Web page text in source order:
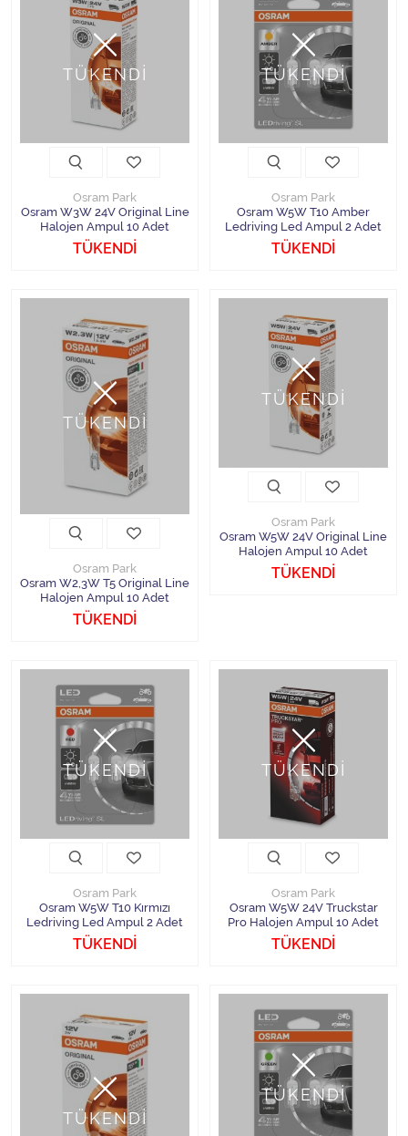
TÜKENDİ
Osram Park
Osram W3W 24V Original Line
Halojen Ampul 10 Adet
TÜKENDİ
TÜKENDİ
Osram Park
Osram W5W T10 Amber
Ledriving Led Ampul 2 Adet
TÜKENDİ
TÜKENDİ
Osram Park
Osram W2,3W T5 Original Line
Halojen Ampul 10 Adet
TÜKENDİ
TÜKENDİ
Osram Park
Osram W5W 24V Original Line
Halojen Ampul 10 Adet
TÜKENDİ
TÜKENDİ
Osram Park
Osram W5W T10 Kırmızı
Ledriving Led Ampul 2 Adet
TÜKENDİ
TÜKENDİ
Osram Park
Osram W5W 24V Truckstar
Pro Halojen Ampul 10 Adet
TÜKENDİ
TÜKENDİ
TÜKENDİ